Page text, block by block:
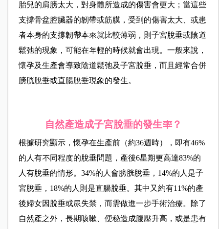
胎兒的肩膀太大，對身體所造成的傷害會更大；當這些
支撐骨盆腔臟器的韌帶或筋膜，受到的傷害太大、或患
者本身的支撐韌帶本來就比較薄弱，則子宮脫垂或陰道
鬆弛的現象，可能在年輕的時候就會出現。一般來說，
懷孕及生產會導致陰道鬆弛及子宮脫垂，而且經常合併
膀胱脫垂或直腸脫垂現象的發生。
自然產造成子宮脫垂的發生率？
根據研究顯示，懷孕在生產前（約36週時），即有46%
的人有不同程度的脫垂問題，產後6星期更高達83%的
人有脫垂的情形。34%的人會膀胱脫垂，14%的人是子
宮脫垂，18%的人則是直腸脫垂。其中又約有11%的產
後婦女因脫垂或尿失禁，而需做進一步手術治療。除了
自然產之外，長期咳嗽、便秘造成腹壓升高，或是患有